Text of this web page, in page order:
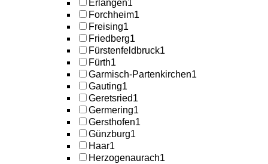
Erlangen1
Forchheim1
Freising1
Friedberg1
Fürstenfeldbruck1
Fürth1
Garmisch-Partenkirchen1
Gauting1
Geretsried1
Germering1
Gersthofen1
Günzburg1
Haar1
Herzogenaurach1